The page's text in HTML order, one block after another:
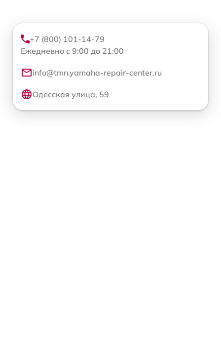
+7 (800) 101-14-79
Ежедневно с 9:00 до 21:00
info@tmn.yamaha-repair-center.ru
Одесская улица, 59